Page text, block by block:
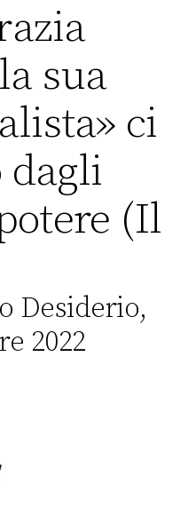
sua
ci
dagli
(Il
Desiderio,
2022